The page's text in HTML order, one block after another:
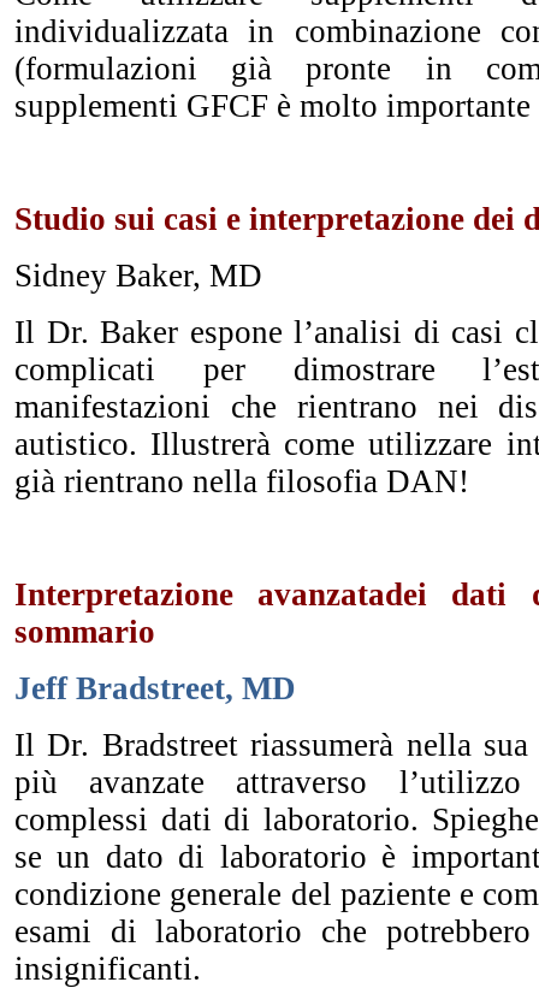
individualizzata in combinazione
(formulazioni già pronte in
supplementi GFCF è molto
Studio sui casi e interpretazione
Sidney Baker, MD
Il Dr. Baker espone l’analisi di casi
complicati per dimostrare
manifestazioni che rientrano nei
autistico. Illustrerà come utilizzare
già rientrano nella filosofia DAN!
Interpretazione avanzatadei
sommario
Jeff Bradstreet, MD
Il Dr. Bradstreet riassumerà nella
più avanzate attraverso l’utilizzo
complessi dati di laboratorio.
se un dato di laboratorio è
condizione generale del paziente e
esami di laboratorio che potrebbero
insignificanti.